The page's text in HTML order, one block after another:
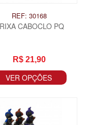
REF: 30168
CABOCLO PQ
R$ 21,90
VER OPÇÕES